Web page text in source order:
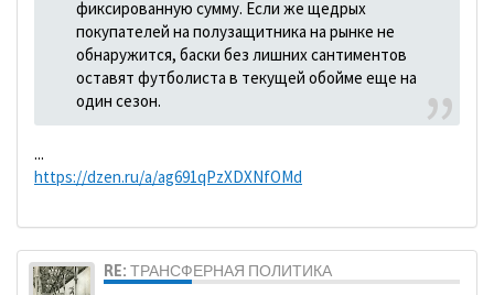
фиксированную сумму. Если же щедрых
покупателей на полузащитника на рынке не
обнаружится, баски без лишних сантиментов
оставят футболиста в текущей обойме еще на
один сезон.
...
https://dzen.ru/a/ag691qPzXDXNfOMd
RE: ТРАНСФЕРНАЯ ПОЛИТИКА